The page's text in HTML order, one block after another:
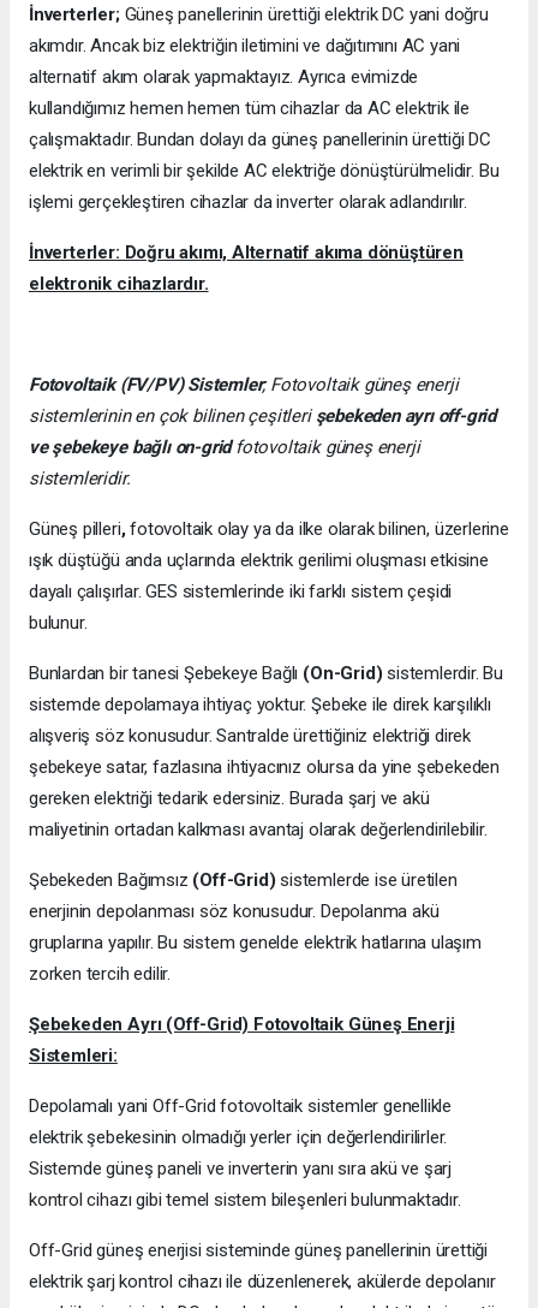
İnverterler;Güneş panellerinin ürettiği elektrik DC yani doğru
akımdır. Ancak biz elektriğin iletimini ve dağıtımını AC yani
alternatif akım olarak yapmaktayız. Ayrıca evimizde
kullandığımız hemen hemen tüm cihazlar da AC elektrik ile
çalışmaktadır. Bundan dolayı da güneş panellerinin ürettiği DC
elektrik en verimli bir şekilde AC elektriğe dönüştürülmelidir. Bu
işlemi gerçekleştiren cihazlar da inverter olarak adlandırılır.
İnverterler: Doğru akımı, Alternatif akıma dönüştüren
elektronik cihazlardır.
Fotovoltaik (FV/PV) Sistemler; Fotovoltaik güneş enerji
sistemlerinin en çok bilinen çeşitleri şebekeden ayrı off-grid
ve şebekeye bağlı on-gridfotovoltaik güneş enerji
sistemleridir.
Güneş pilleri,fotovoltaik olay ya da ilke olarak bilinen, üzerlerine
ışık düştüğü anda uçlarında elektrik gerilimi oluşması etkisine
dayalı çalışırlar. GES sistemlerinde iki farklı sistem çeşidi
bulunur.
Bunlardan bir tanesi Şebekeye Bağlı (On-Grid) sistemlerdir. Bu
sistemde depolamaya ihtiyaç yoktur. Şebeke ile direk karşılıklı
alışveriş söz konusudur. Santralde ürettiğiniz elektriği direk
şebekeye satar, fazlasına ihtiyacınız olursa da yine şebekeden
gereken elektriği tedarik edersiniz. Burada şarj ve akü
maliyetinin ortadan kalkması avantaj olarak değerlendirilebilir.
Şebekeden Bağımsız (Off-Grid) sistemlerde ise üretilen
enerjinin depolanması söz konusudur. Depolanma akü
gruplarına yapılır. Bu sistem genelde elektrik hatlarına ulaşım
zorken tercih edilir.
Şebekeden Ayrı (Off-Grid) Fotovoltaik Güneş Enerji
Sistemleri:
Depolamalı yani Off-Grid fotovoltaik sistemler genellikle
elektrik şebekesinin olmadığı yerler için değerlendirilirler.
Sistemde güneş paneli ve inverterin yanı sıra akü ve şarj
kontrol cihazı gibi temel sistem bileşenleri bulunmaktadır.
Off-Grid güneş enerjisi sisteminde güneş panellerinin ürettiği
elektrik şarj kontrol cihazı ile düzenlenerek, akülerde depolanır